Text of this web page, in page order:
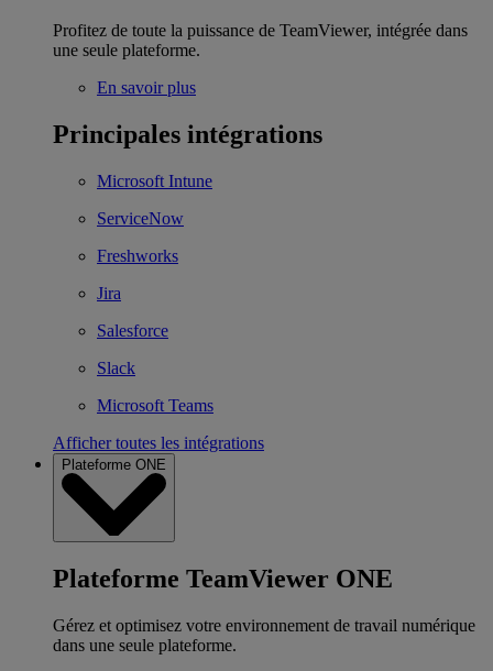
Profitez de toute la puissance de TeamViewer, intégrée dans
une seule plateforme.
En savoir plus
Principales intégrations
Microsoft Intune
ServiceNow
Freshworks
Jira
Salesforce
Slack
Microsoft Teams
Afficher toutes les intégrations
Plateforme ONE
Plateforme TeamViewer ONE
Gérez et optimisez votre environnement de travail numérique
dans une seule plateforme.